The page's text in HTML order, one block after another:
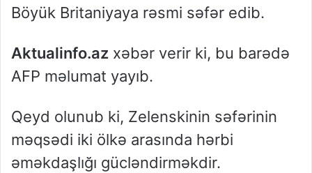
Böyük Britaniyaya rəsmi səfər edib.
Aktualinfo.az xəbər verir ki, bu barədə
AFP məlumat yayıb.
Qeyd olunub ki, Zelenskinin səfərinin
məqsədi iki ölkə arasında hərbi
əməkdaşlığı gücləndirməkdir.